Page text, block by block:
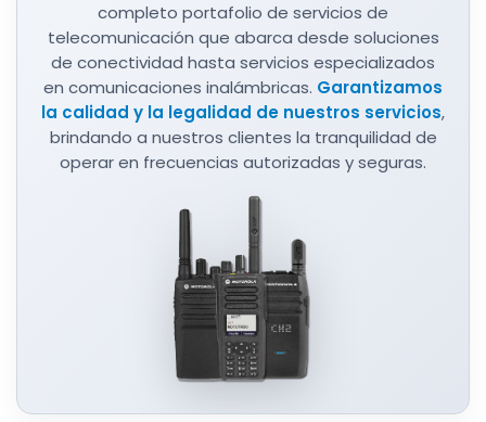
completo portafolio de servicios de
telecomunicación que abarca desde soluciones
de conectividad hasta servicios especializados
en comunicaciones inalámbricas. Garantizamos
la calidad y la legalidad de nuestros servicios,
brindando a nuestros clientes la tranquilidad de
operar en frecuencias autorizadas y seguras.